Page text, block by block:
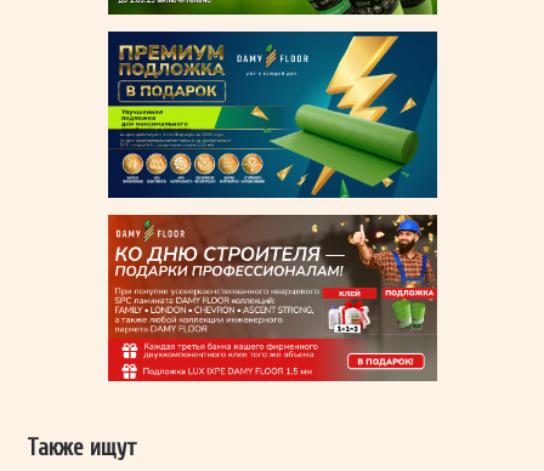
Также ищут